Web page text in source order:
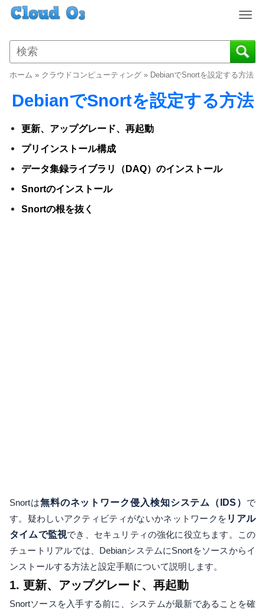
T
g
g
e
n
a
ホーム » クラウドコンピューティング » DebianでSnortを設定する方法
DebianでSnortを設定する方法
更新、アップグレード、再起動
プリインストール構成
データ集録ライブラリ（DAQ）のインストール
Snortのインストール
Snortの根を抜く
Snortは無料のネットワーク侵入検知システム（IDS） で
す。疑わしいアクティビティがないかネットワークを リアル
タイムで監視でき、セキュリティの強化に役立ちます。この
チュートリアルでは、DebianシステムにSnortをソースからイ
ンストールする方法と設定手順について説明します。
1. 更新、アップグレード、再起動
Snortソースを入手する前に、システムが最新であることを確